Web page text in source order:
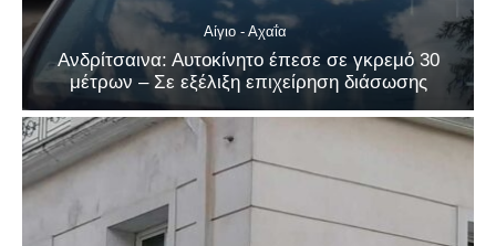
Αίγιο - Αχαΐα
Ανδρίτσαινα: Αυτοκίνητο έπεσε σε γκρεμό 30
μέτρων – Σε εξέλιξη επιχείρηση διάσωσης